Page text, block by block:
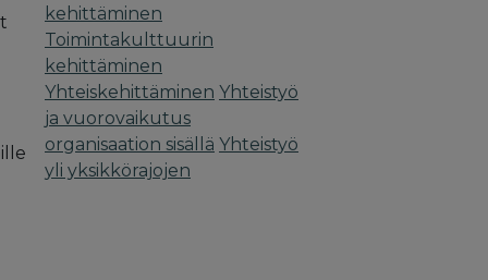
kehittäminen
Toimintakulttuurin
kehittäminen
Yhteiskehittäminen Yhteistyö
ja vuorovaikutus
organisaation sisällä Yhteistyö
yli yksikkörajojen